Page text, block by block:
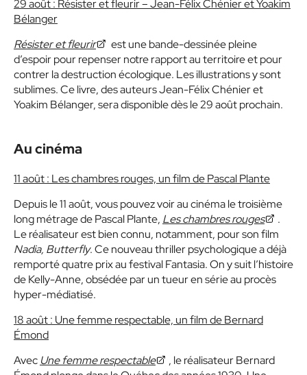
29 août : Résister et fleurir – Jean-Félix Chénier et Yoakim
Bélanger
Résister et fleurir
est une bande-dessinée pleine
d’espoir pour repenser notre rapport au territoire et pour
contrer la destruction écologique. Les illustrations y sont
sublimes. Ce livre, des auteurs Jean-Félix Chénier et
Yoakim Bélanger, sera disponible dès le 29 août prochain.
Au cinéma
11 août : Les chambres rouges, un film de Pascal Plante
Depuis le 11 août, vous pouvez voir au cinéma le troisième
long métrage de Pascal Plante, Les chambres rouges
.
Le réalisateur est bien connu, notamment, pour son film
Nadia, Butterfly. Ce nouveau thriller psychologique a déjà
remporté quatre prix au festival Fantasia. On y suit l’histoire
de Kelly-Anne, obsédée par un tueur en série au procès
hyper-médiatisé.
18 août : Une femme respectable, un film de Bernard
Émond
Avec Une femme respectable
, le réalisateur Bernard